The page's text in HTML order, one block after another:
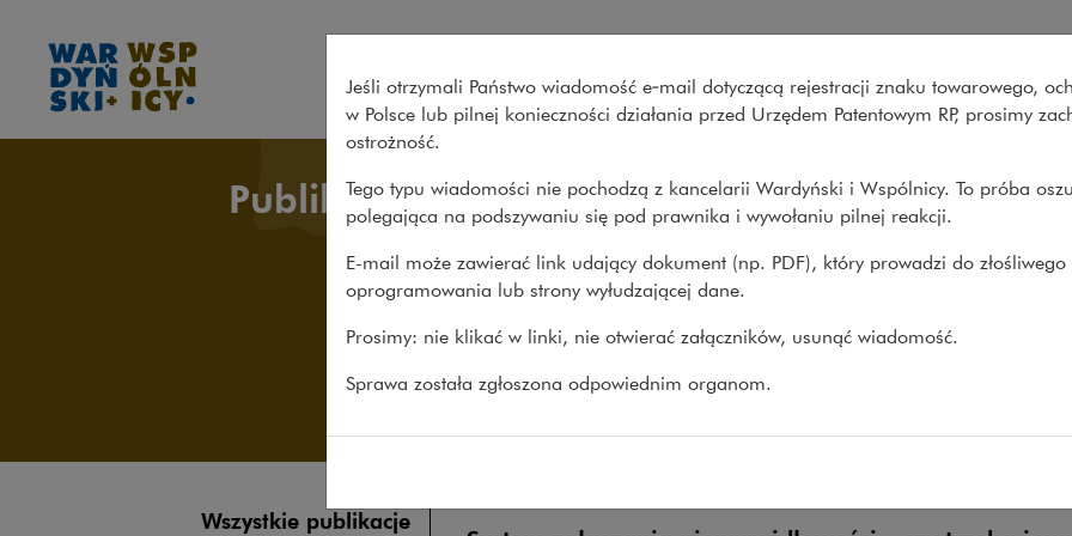
Co robimy O nas Nasze
Publikacje
Dzielimy się wiedzą i
pośrednictwem
Codozasady.pl i
żywego komentarza do
Wszystkie publikacje
Jeśli otrzymali Państwo wiadomość e‑mail dotyczącą rejestracji znaku towarowego,
w Polsce lub pilnej konieczności działania przed Urzędem Patentowym RP, prosimy
ostrożność.
Tego typu wiadomości nie pochodzą z kancelarii Wardyński i Wspólnicy. To próba
polegająca na podszywaniu się pod prawnika i wywołaniu pilnej reakcji.
E-mail może zawierać link udający dokument (np. PDF), który prowadzi do złośliwego
oprogramowania lub strony wyłudzającej dane.
Prosimy: nie klikać w linki, nie otwierać załączników, usunąć wiadomość.
Sprawa została zgłoszona odpowiednim organom.